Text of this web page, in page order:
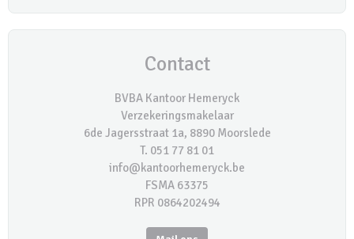
Contact
BVBA Kantoor Hemeryck
Verzekeringsmakelaar
6de Jagersstraat 1a, 8890 Moorslede
T. 051 77 81 01
info@kantoorhemeryck.be
FSMA 63375
RPR 0864202494